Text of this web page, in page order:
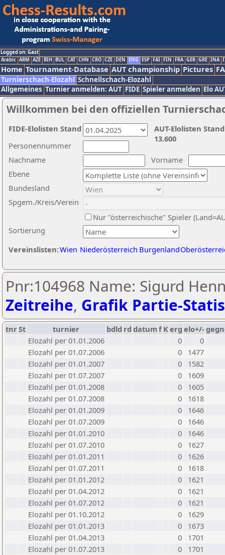
Logged on: Gast
Arabic ARM AZE BIH BUL CAT CHN CRO CZE DEN ENG ESP FAI FIN FRA GER GRE INA
Home Tournament-Database AUT championship Pictures
Turnierschach-Elozahl Schnellschach-Elozahl
Allgemeines Turnier anmelden: AUT FIDE Spieler anmelden Elo
Willkommen bei den offiziellen
Nachname
Vorname
Ebene
Sortierung
Personennummer
Bundesland
Spgem./Kreis/Verein
Nur "österreichische" Spieler
Vereinslisten:Wien Niederösterreich Burgenland
AUT-Elolisten
13.600
FIDE-Elolisten Stand
Pnr:104968 Name: Sigurd
Zeitreihe, Grafik Partie-
tnrSt turnier bdld rd datumf Kerg elo+/-
Elozahl per 01.01.2006
0
0
Elozahl per 01.07.2006
0
1477
Elozahl per 01.01.2007
0
1582
Elozahl per 01.07.2007
0
1609
Elozahl per 01.01.2008
0
1605
Elozahl per 01.07.2008
0
1618
Elozahl per 01.01.2009
0
1646
Elozahl per 01.07.2009
0
1646
Elozahl per 01.01.2010
0
1646
Elozahl per 01.07.2010
0
1627
Elozahl per 01.01.2011
0
1626
Elozahl per 01.07.2011
0
1618
Elozahl per 01.01.2012
0
1621
Elozahl per 01.04.2012
0
1621
Elozahl per 01.07.2012
0
1621
Elozahl per 01.10.2012
0
1629
Elozahl per 01.01.2013
0
1673
Elozahl per 01.04.2013
0
1701
Elozahl per 01.07.2013
0
1701